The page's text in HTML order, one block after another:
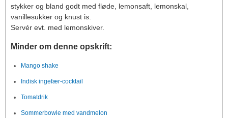
stykker og bland godt med fløde, lemonsaft, lemonskal,
vanillesukker og knust is.
Servér evt. med lemonskiver.
Minder om denne opskrift:
Mango shake
Indisk ingefær-cocktail
Tomatdrik
Sommerbowle med vandmelon